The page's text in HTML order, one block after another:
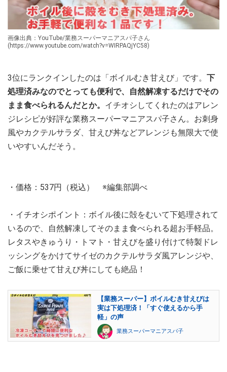
画像出典：YouTube/業務スーパーマニアスパ子さん
(https://www.youtube.com/watch?v=WIRPAQjYC58)
3位にランクインしたのは「ボイルむき甘えび」です。 下
処理済みなのでとっても便利で、自然解凍するだけでその
まま食べられるんだとか。 イチオシしてくれたのはアレン
ジレシピが好評な業務スーパーマニアスパ子さん。お刺身
風やカクテルサラダ、甘えび丼などアレンジも無限大で使
いやすいんだそう。
・価格：537円（税込） ※編集部調べ
・イチオシポイント：ボイル後に殻をむいて下処理されて
いるので、自然解凍してそのまま食べられる超お手軽品。
レタスやきゅうり・トマト・甘えびを盛り付けて特製ドレ
ッシングをかけてサイゼのカクテルサラダ風アレンジや、
ご飯に乗せて甘えび丼にしても絶品！
【業務スーパー】ボイルむき甘えびは
実は下処理済！「すぐ使えるから手
軽」の声
業務スーパーマニアスパ子